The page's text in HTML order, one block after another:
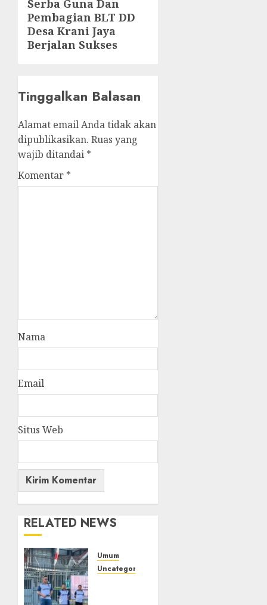
post:
Serba Guna Dan
Pembagian BLT DD
Desa Krani Jaya
Berjalan Sukses
Tinggalkan Balasan
Alamat email Anda tidak akan
dipublikasikan. Ruas yang
wajib ditandai *
Komentar *
Nama
Email
Situs Web
RELATED NEWS
Umum
Uncategorized